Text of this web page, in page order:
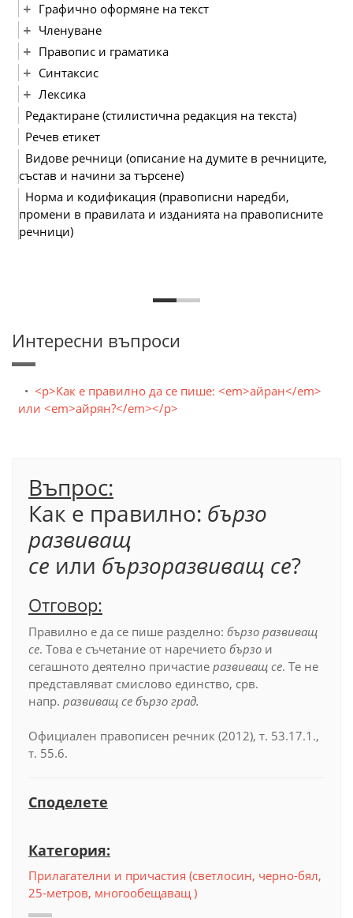
Графично оформяне на текст
Членуване
Правопис и граматика
Синтаксис
Лексика
Редактиране (стилистична редакция на текста)
Речев етикет
Видове речници (описание на думите в речниците,
състав и начини за търсене)
Норма и кодификация (правописни наредби,
промени в правилата и изданията на правописните
речници)
Интересни въпроси
<p>Как е правилно да се пише: <em>айран</em>
или <em>айрян?</em></p>
Въпрос:
Как е правилно: бързо
развиващ
се или бързоразвиващ се?
Отговор:
Правилно е да се пише разделно: бързо развиващ
се. Това е съчетание от наречието бързо и
сегашното деятелно причастие развиващ се. Те не
представляват смислово единство, срв.
напр. развиващ се бързо град.
Официален правописен речник (2012), т. 53.17.1.,
т. 55.6.
Споделете
Категория:
Прилагателни и причастия (светлосин, черно-бял,
25-метров, многообещаващ )